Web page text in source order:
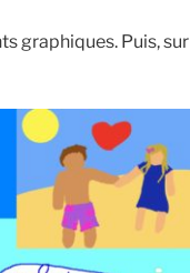
graphiques. Puis, sur